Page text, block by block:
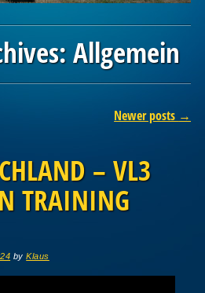
Allgemein
Newer posts →
– VL3
TRAINING
byKlaus